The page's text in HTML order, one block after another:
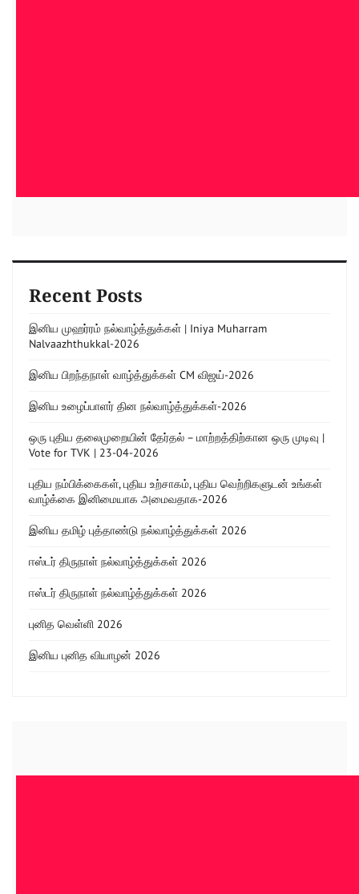
Recent Posts
இனிய முஹர்ரம் நல்வாழ்த்துக்கள் | Iniya Muharram
Nalvaazhthukkal-2026
இனிய பிறந்தநாள் வாழ்த்துக்கள் CM விஜய்-2026
இனிய உழைப்பாளர் தின நல்வாழ்த்துக்கள்-2026
ஒரு புதிய தலைமுறையின் தேர்தல் – மாற்றத்திற்கான ஒரு முடிவு |
Vote for TVK | 23-04-2026
புதிய நம்பிக்கைகள், புதிய உற்சாகம், புதிய வெற்றிகளுடன் உங்கள்
வாழ்க்கை இனிமையாக அமைவதாக-2026
இனிய தமிழ் புத்தாண்டு நல்வாழ்த்துக்கள் 2026
ஈஸ்டர் திருநாள் நல்வாழ்த்துக்கள் 2026
ஈஸ்டர் திருநாள் நல்வாழ்த்துக்கள் 2026
புனித வெள்ளி 2026
இனிய புனித வியாழன் 2026